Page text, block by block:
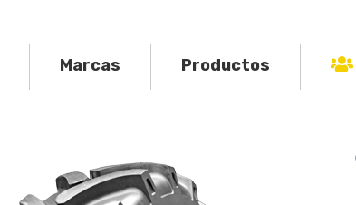
Marcas Productos